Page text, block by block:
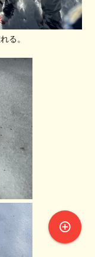
る。
control_point